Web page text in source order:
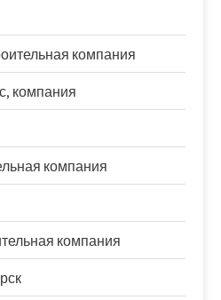
компания
компания
компания
компания